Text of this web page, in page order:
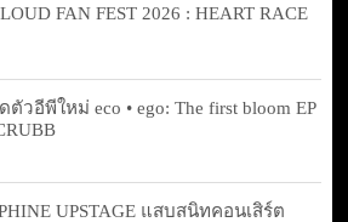
FAN FEST 2026 : HEART RACE
ตัวอีพีใหม่ eco • ego: The first bloom EP
UPSTAGE แสบสนิทคอนเสิร์ต